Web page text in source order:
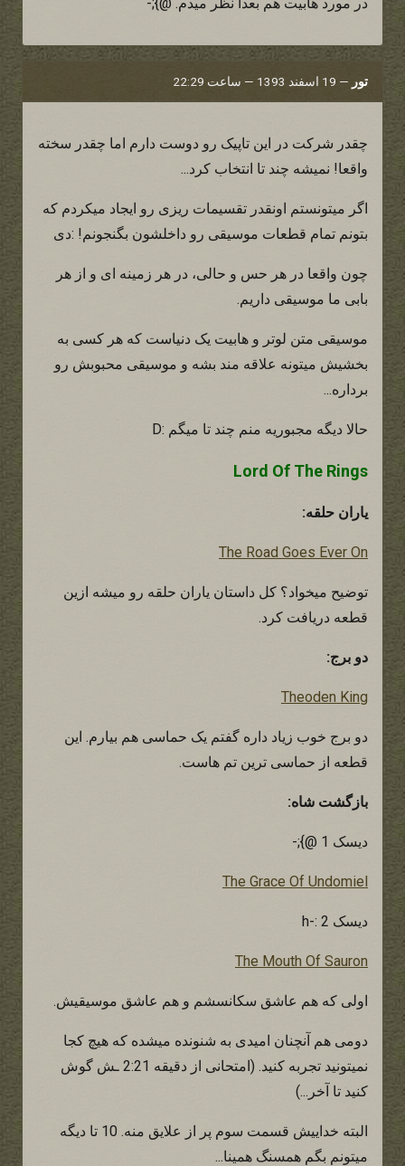
تور — 19 اسفند 1393 — ساعت 22:29
چقدر شرکت در این تاپیک رو دوست دارم اما چقدر سخته
واقعا! نمیشه چند تا انتخاب کرد...
اگر میتونستم اونقدر تقسیمات ریزی رو ایجاد میکردم که
بتونم تمام قطعات موسیقی رو داخلشون بگنجونم! :دی
چون واقعا در هر حس و حالی، در هر زمینه ای و از هر
بابی ما موسیقی داریم.
موسیقی متن لوتر و هابیت یک دنیاست که هر کسی به
بخشیش میتونه علاقه مند بشه و موسیقی محبوبش رو
برداره...
حالا دیگه مجبوریه منم چند تا میگم :D
Lord Of The Rings
یاران حلقه:
The Road Goes Ever On
توضیح میخواد؟ کل داستان یاران حلقه رو میشه ازین
قطعه دریافت کرد.
دو برج:
Theoden King
دو برج خوب زیاد داره گفتم یک حماسی هم بیارم. این
قطعه از حماسی ترین تم هاست.
بازگشت شاه:
دیسک 1 @};-
The Grace Of Undomiel
دیسک 2 :-h
The Mouth Of Sauron
اولی که هم عاشق سکانسشم و هم عاشق موسیقیش.
دومی هم آنچنان امیدی به شنونده میشده که هیچ کجا
نمیتونید تجربه کنید. (امتحانی از دقیقه 2:21 ـش گوش
کنید تا آخر...)
البته خداییش قسمت سوم پر از علایق منه. 10 تا دیگه
میتونم بگم همسنگ همینا...